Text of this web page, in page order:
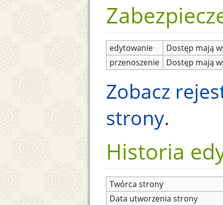
edytowanie
Dostęp mają
przenoszenie
Dostęp mają
Zobacz
strony.
Historia
Twórca strony
Data utworzenia strony